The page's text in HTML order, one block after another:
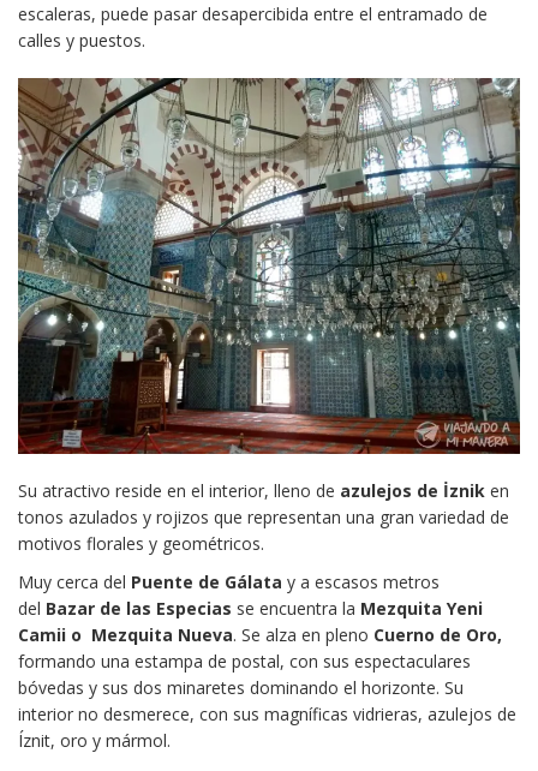
escaleras, puede pasar desapercibida entre el entramado de
calles y puestos.
Su atractivo reside en el interior, lleno de azulejos de İznik en
tonos azulados y rojizos que representan una gran variedad de
motivos florales y geométricos.
Muy cerca del Puente de Gálata y a escasos metros
del Bazar de las Especias se encuentra la Mezquita Yeni
Camii o Mezquita Nueva. Se alza en pleno Cuerno de Oro,
formando una estampa de postal, con sus espectaculares
bóvedas y sus dos minaretes dominando el horizonte. Su
interior no desmerece, con sus magníficas vidrieras, azulejos de
Íznit, oro y mármol.